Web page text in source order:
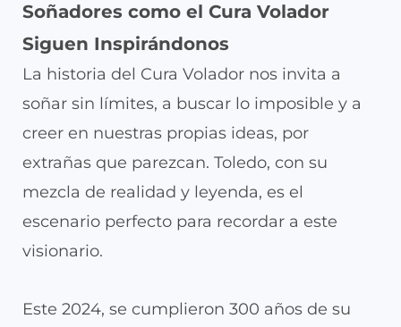
Soñadores como el Cura Volador
Siguen Inspirándonos
La historia del Cura Volador nos invita a
soñar sin límites, a buscar lo imposible y a
creer en nuestras propias ideas, por
extrañas que parezcan. Toledo, con su
mezcla de realidad y leyenda, es el
escenario perfecto para recordar a este
visionario.
Este 2024, se cumplieron 300 años de su